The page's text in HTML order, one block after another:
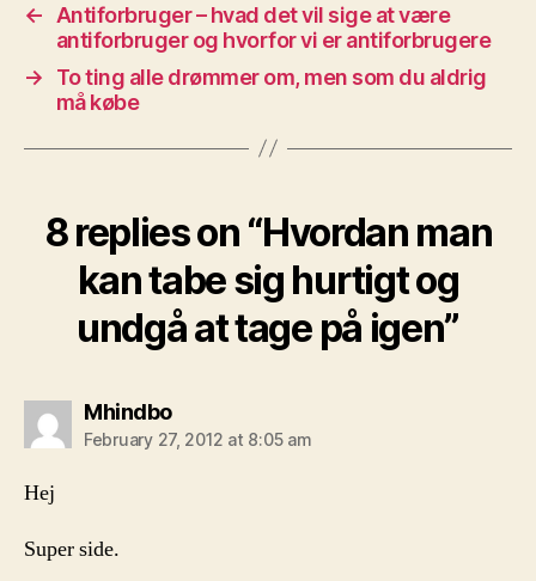
←
Antiforbruger – hvad det vil sige at være
antiforbruger og hvorfor vi er antiforbrugere
→
To ting alle drømmer om, men som du aldrig
må købe
8 replies on “Hvordan man
kan tabe sig hurtigt og
undgå at tage på igen”
Mhindbosays:
February 27, 2012 at 8:05 am
Hej
Super side.